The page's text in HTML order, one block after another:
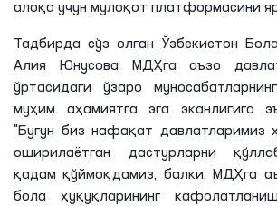
алоқа учун мулоқот платформасини
Тадбирда сўз олган Ўзбекистон
Алия Юнусова МДҲга аъзо
ўртасидаги ўзаро
муҳим аҳамиятга эга эканлигига
"Бугун биз нафақат давлатларимиз
оширилаётган дастурларни
қадам қўймоқдамиз, балки, МДҲга
бола ҳуқуқларининг